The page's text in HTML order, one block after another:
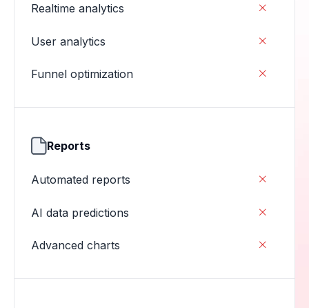
Realtime analytics 
User analytics 
Funnel optimization 
Reports
Automated reports 
AI data predictions 
Advanced charts 